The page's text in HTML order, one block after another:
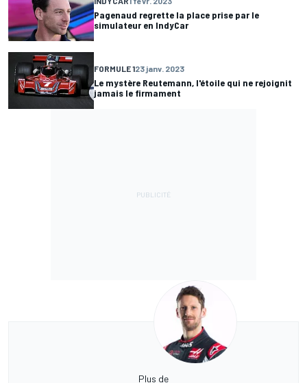
Pagenaud regrette la place prise par le
simulateur en IndyCar
FORMULE 123 janv. 2023
Le mystère Reutemann, l'étoile qui ne rejoignit
jamais le firmament
Plus de